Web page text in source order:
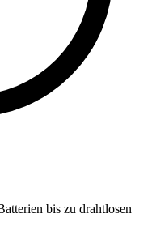
bis zu drahtlosen